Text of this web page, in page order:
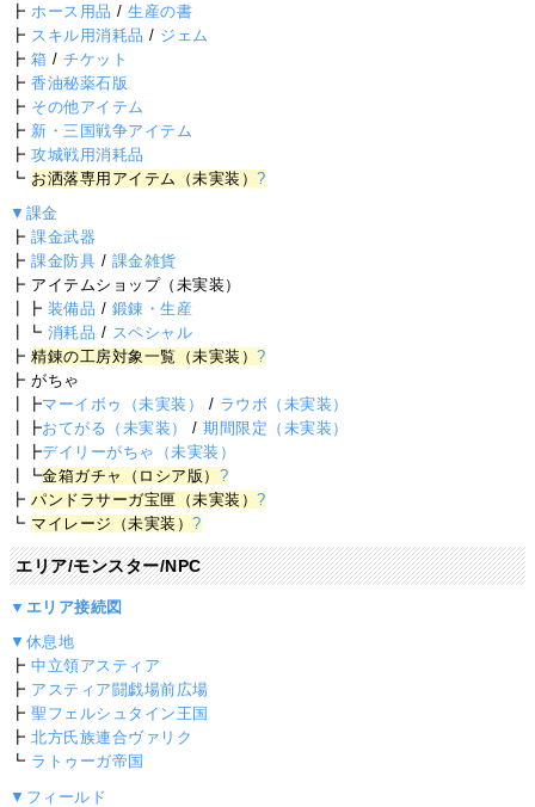
┣ホース用品 /生産の書
┣ スキル用消耗品 / ジェム
┣箱 /チケット
┣香油秘薬石版
┣ その他アイテム
┣ 新・三国戦争アイテム
┣攻城戦用消耗品
┗ お洒落専用アイテム（未実装）?
▼課金
┣課金武器
┣課金防具 / 課金雑貨
┣ アイテムショップ（未実装）
┃┣ 装備品 / 鍛錬・生産
┃┗ 消耗品 / スペシャル
┣精錬の工房対象一覧（未実装）?
┣ がちゃ
┃┣マーイボゥ（未実装） / ラウボ（未実装）
┃┣おてがる（未実装） /期間限定（未実装）
┃┣デイリーがちゃ（未実装）
┃┗金箱ガチャ（ロシア版） ?
┣パンドラサーガ宝匣（未実装）?
┗ マイレージ（未実装）?
エリア/モンスター/NPC
▼エリア接続図
▼休息地
┣中立領アスティア
┣ アスティア闘戯場前広場
┣聖フェルシュタイン王国
┣北方氏族連合ヴァリク
┗ ラトゥーガ帝国
▼フィールド